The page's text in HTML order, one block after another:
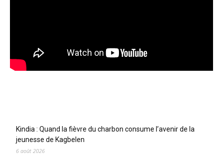
Kindia : Quand la fièvre du charbon consume l’avenir de la
jeunesse de Kagbelen
6 août 2026